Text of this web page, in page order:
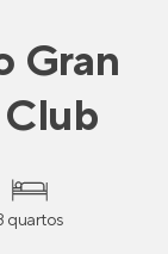
Gran
Club
quartos